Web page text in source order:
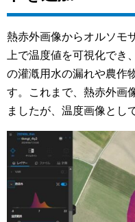
熱赤外画像からオルソモ
上で温度値を可視化でき
の灌漑用水の漏れや農作
す。これまで、熱赤外画
ましたが、温度画像とし